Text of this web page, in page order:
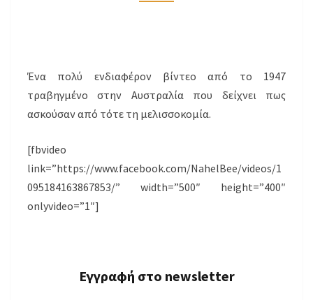
Ένα πολύ ενδιαφέρον βίντεο από το 1947
τραβηγμένο στην Αυστραλία που δείχνει πως
ασκούσαν από τότε τη μελισσοκομία.
[fbvideo
link=”https://www.facebook.com/NahelBee/videos/1
095184163867853/” width=”500″ height=”400″
onlyvideo=”1″]
Εγγραφή στο newsletter